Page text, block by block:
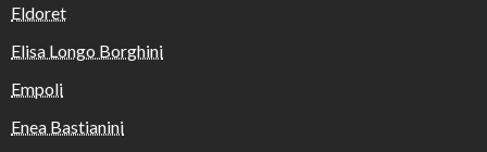
Eldoret
Elisa Longo Borghini
Empoli
Enea Bastianini